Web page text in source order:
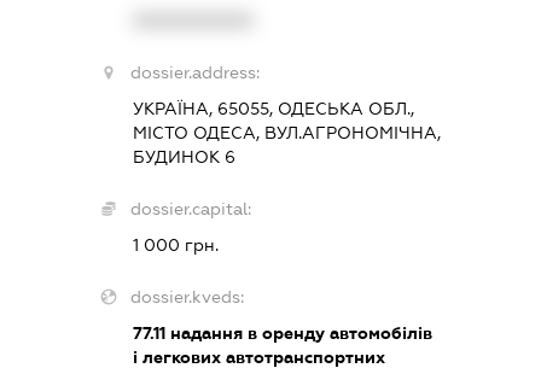
dossier.address:
УКРАЇНА, 65055, ОДЕСЬКА ОБЛ.,
МІСТО ОДЕСА, ВУЛ.АГРОНОМІЧНА,
БУДИНОК 6
dossier.capital:
1 000 грн.
dossier.kveds:
77.11 надання в оренду автомобілів
і легкових автотранспортних